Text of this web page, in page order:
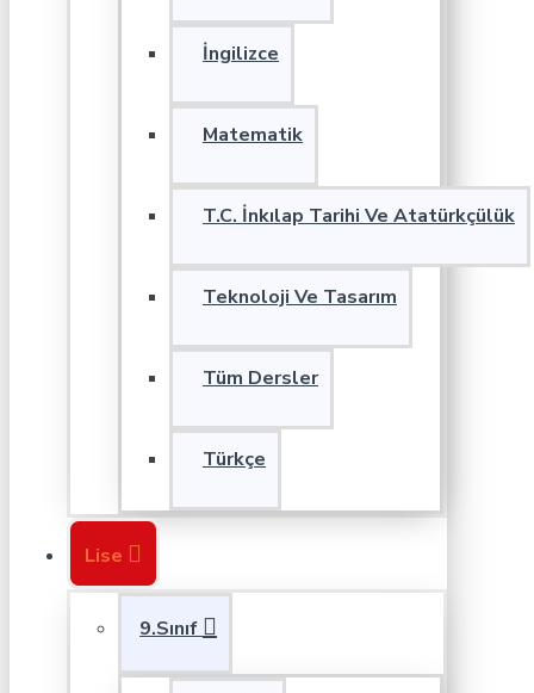
İngilizce
Matematik
T.C. İnkılap Tarihi Ve Atatürkçülük
Teknoloji Ve Tasarım
Tüm Dersler
Türkçe
Lise
9.Sınıf